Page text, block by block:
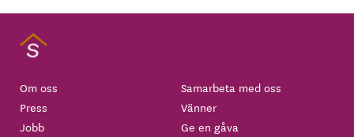
Om oss
Press
Jobb
Samarbeta med oss
Vänner
Ge en gåva